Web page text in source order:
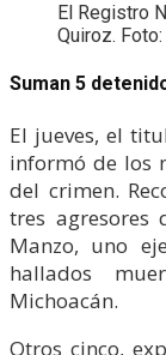
El Registro
Quiroz.
Suman 5
El jueves, el
informó de los
del crimen.
tres agresores
Manzo, uno
hallados
Michoacán.
Otros cinco,